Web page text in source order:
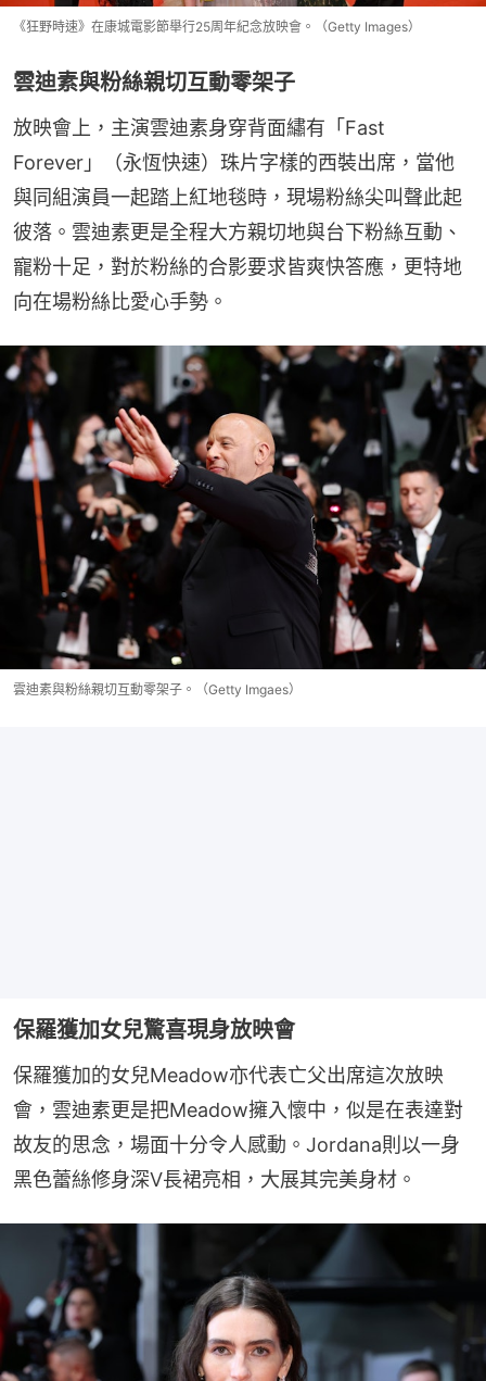
《狂野時速》在康城電影節舉行25周年紀念放映會。（Getty Images）
雲迪素與粉絲親切互動零架子
放映會上，主演雲迪素身穿背面繡有「Fast
Forever」（永恆快速）珠片字樣的西裝出席，當他
與同組演員一起踏上紅地毯時，現場粉絲尖叫聲此起
彼落。雲迪素更是全程大方親切地與台下粉絲互動、
寵粉十足，對於粉絲的合影要求皆爽快答應，更特地
向在場粉絲比愛心手勢。
雲迪素與粉絲親切互動零架子。（Getty Imgaes）
保羅獲加女兒驚喜現身放映會
保羅獲加的女兒Meadow亦代表亡父出席這次放映
會，雲迪素更是把Meadow擁入懷中，似是在表達對
故友的思念，場面十分令人感動。Jordana則以一身
黑色蕾絲修身深V長裙亮相，大展其完美身材。